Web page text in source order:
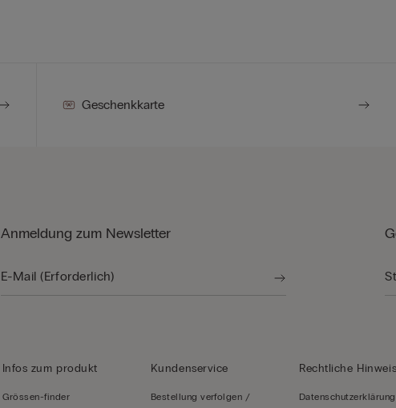
Geschenkkarte
Anmeldung zum Newsletter
Infos zum produkt
Grössen-finder
Kundenservice
Bestellung verfolgen /
Rechtliche
Datenschutzerklärung